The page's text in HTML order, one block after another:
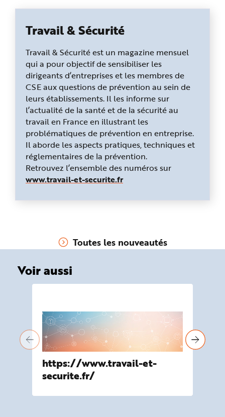
Travail & Sécurité
Travail & Sécurité est un magazine mensuel
qui a pour objectif de sensibiliser les
dirigeants d’entreprises et les membres de
CSE aux questions de prévention au sein de
leurs établissements. Il les informe sur
l’actualité de la santé et de la sécurité au
travail en France en illustrant les
problématiques de prévention en entreprise.
Il aborde les aspects pratiques, techniques et
réglementaires de la prévention.
Retrouvez l’ensemble des numéros sur
www.travail-et-securite.fr
Toutes les nouveautés
Voir aussi
https://www.travail-et-
securite.fr/